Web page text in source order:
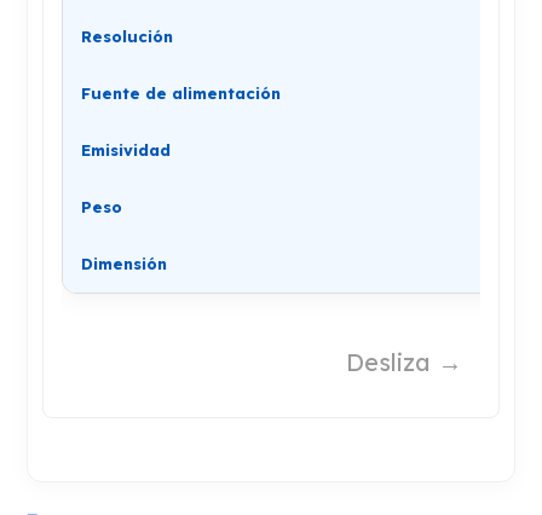
Resolución
Fuente de alimentación
Emisividad
Peso
Dimensión